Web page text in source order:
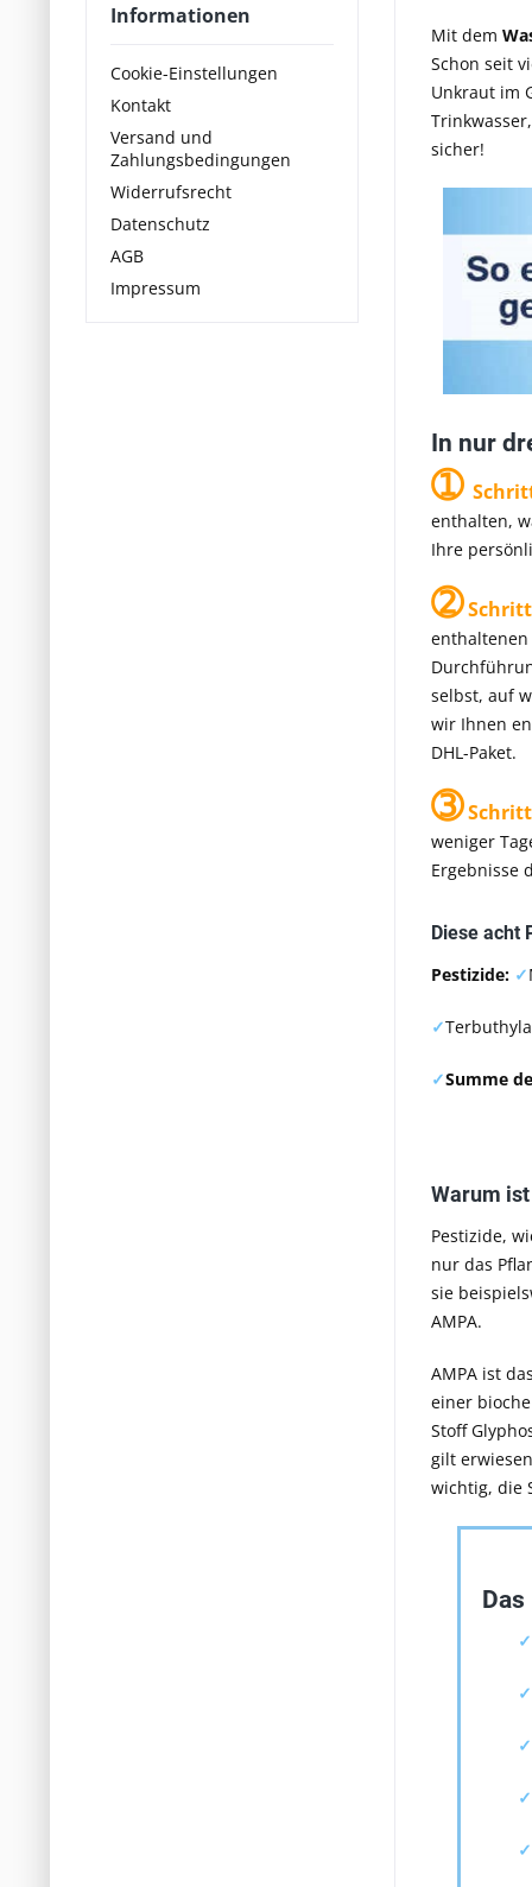
Informationen
Cookie-Einstellungen
Kontakt
Versand und
Zahlungsbedingungen
Widerrufsrecht
Datenschutz
AGB
Impressum
Mit dem
Schon seit
Unkraut im
sicher!
In nur
➀
enthalten,
Ihre
➁
enthaltenen
selbst, auf
wir Ihnen
DHL-Paket.
➂
weniger
Ergebnisse
Diese acht
Pestizide: ✓
✓
✓Summe
Warum
Pestizide,
nur das
sie
AMPA.
AMPA ist
einer
Stoff
gilt
wichtig, die
✓
✓
✓